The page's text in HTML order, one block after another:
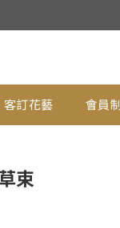
客訂花藝 會員
束